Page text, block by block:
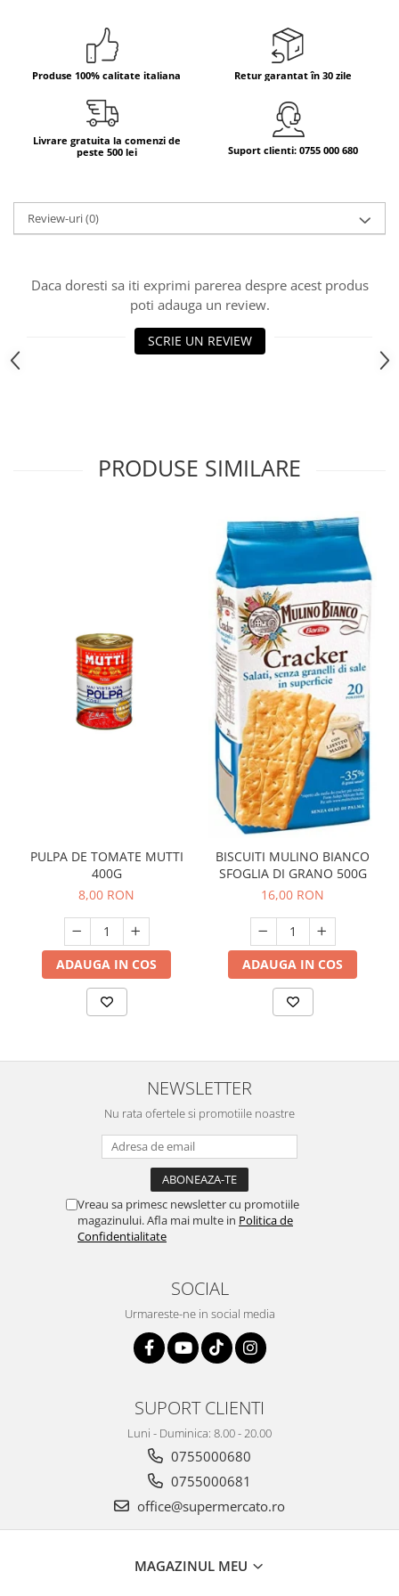
Vinuri italiene
Bauturi aperitive, alcoolice
Sucuri si bauturi racoritoare
Ceai
Produse fara gluten
Produse de panificatie
Produse 100% calitate italiana Retur garantat în 30 zile
Livrare gratuita la comenzi de
peste 500 lei
Suport clienti: 0755 000 680
Review-uri(0)
Daca doresti sa iti exprimi parerea despre acest produs
poti adauga un review.
SCRIE UN REVIEW
PRODUSE SIMILARE
PULPA DE TOMATE MUTTI
400G
8,00 RON
ADAUGA IN COS
BISCUITI MULINO BIANCO
SFOGLIA DI GRANO 500G
16,00 RON
ADAUGA IN COS
NEWSLETTER
Nu rata ofertele si promotiile noastre
Vreau sa primesc newsletter cu promotiile
magazinului. Afla mai multe in Politica de
Confidentialitate
SOCIAL
Urmareste-ne in social media
SUPORT CLIENTI
Luni - Duminica: 8.00 - 20.00
0755000680
0755000681
office@supermercato.ro
MAGAZINUL MEU